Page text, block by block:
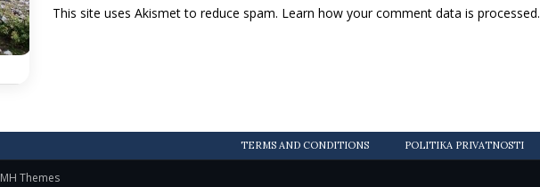
This site uses Akismet to reduce spam. Learn how your comment data is processed.
TERMS AND CONDITIONS POLITIKA PRIVATNOSTI
MH Themes